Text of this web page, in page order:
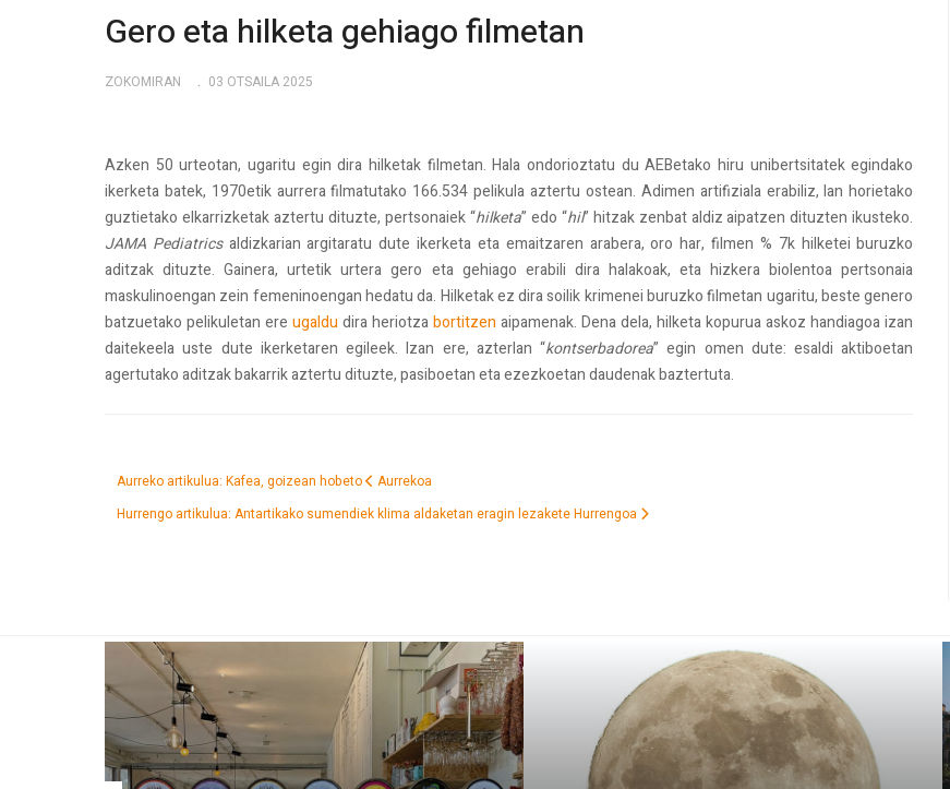
Gero eta hilketa gehiago filmetan
ZOKOMIRAN 03 OTSAILA 2025
Azken 50 urteotan, ugaritu egin dira hilketak filmetan. Hala ondorioztatu du AEBetako hiru unibertsitatek egindako
ikerketa batek, 1970etik aurrera filmatutako 166.534 pelikula aztertu ostean. Adimen artifiziala erabiliz, lan horietako
guztietako elkarrizketak aztertu dituzte, pertsonaiek “hilketa” edo “hil” hitzak zenbat aldiz aipatzen dituzten ikusteko.
JAMA Pediatricsaldizkarian argitaratu dute ikerketa eta emaitzaren arabera, oro har, filmen % 7k hilketei buruzko
aditzak dituzte. Gainera, urtetik urtera gero eta gehiago erabili dira halakoak, eta hizkera biolentoa pertsonaia
maskulinoengan zein femeninoengan hedatu da. Hilketak ez dira soilik krimenei buruzko filmetan ugaritu, beste genero
batzuetako pelikuletan ereugaldu dira heriotzabortitzen aipamenak. Dena dela, hilketa kopurua askoz handiagoa izan
daitekeela uste dute ikerketaren egileek. Izan ere, azterlan “kontserbadorea” egin omen dute: esaldi aktiboetan
agertutako aditzak bakarrik aztertu dituzte, pasiboetan eta ezezkoetan daudenak baztertuta.
Aurreko artikulua: Kafea, goizean hobeto
Aurrekoa
Hurrengo artikulua: Antartikako sumendiek klima aldaketan eragin lezaketeHurrengoa